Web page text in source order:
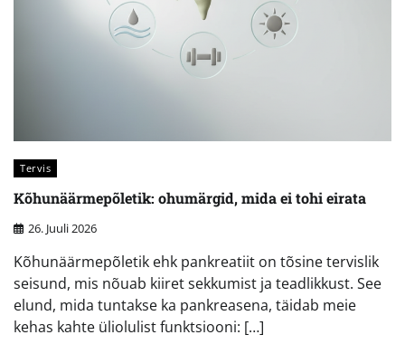
Tervis
Kõhunäärmepõletik: ohumärgid, mida ei tohi eirata
26. Juuli 2026
Kõhunäärmepõletik ehk pankreatiit on tõsine tervislik
seisund, mis nõuab kiiret sekkumist ja teadlikkust. See
elund, mida tuntakse ka pankreasena, täidab meie
kehas kahte üliolulist funktsiooni: […]